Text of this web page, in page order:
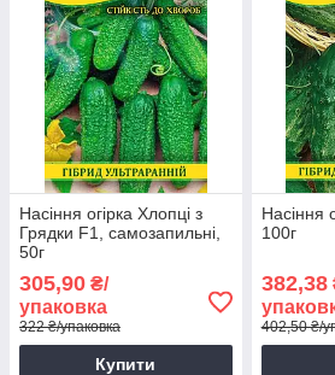
Насіння огірка Хлопці з
Грядки F1, самозапильні,
50г
305,90 ₴/
упаковка
322 ₴/упаковка
Купити
Насіння
100г
382,38
402,50 ₴/